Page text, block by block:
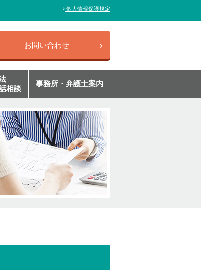
個人情報保護規定
お問い合わせ
相談
事務所・弁護士案内